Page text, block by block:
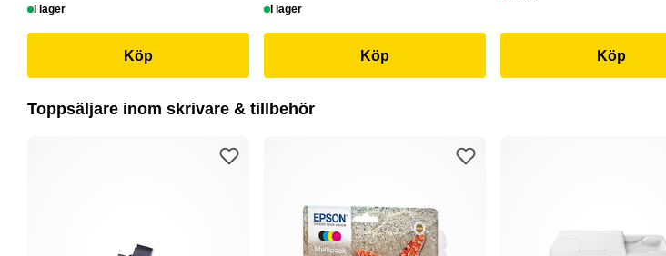
I lager
Köp
I lager
Köp Köp
Toppsäljare inom skrivare & tillbehör